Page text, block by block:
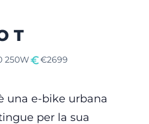
T
250W €2699
una e-bike urbana
per la sua